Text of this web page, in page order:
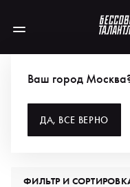
Ваш город
ДА, ВСЕ ВЕРНО
ВСЕ
ФИЛЬТР И